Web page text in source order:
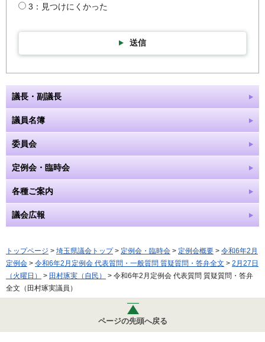
3：見つけにくかった
送信
議長・副議長
議員名簿
委員会
定例会・臨時会
各種ご案内
議会広報
トップページ > 埼玉県議会トップ> 定例会・臨時会 > 定例会概要 > 令和6年2月
定例会 > 令和6年2月定例会 代表質問・一般質問 質疑質問・答弁全文 > 2月27日
（火曜日）
> 田村琢実（自民）
> 令和6年2月定例会 代表質問 質疑質問・答弁
全文（田村琢実議員）
ページの先頭へ戻る